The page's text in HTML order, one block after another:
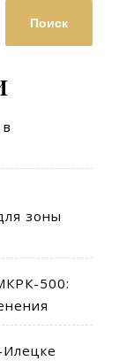
Поиск
зоны
500: